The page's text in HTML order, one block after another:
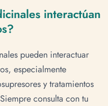
interactúan
pueden interactuar
especialmente
y tratamientos
consulta con tu